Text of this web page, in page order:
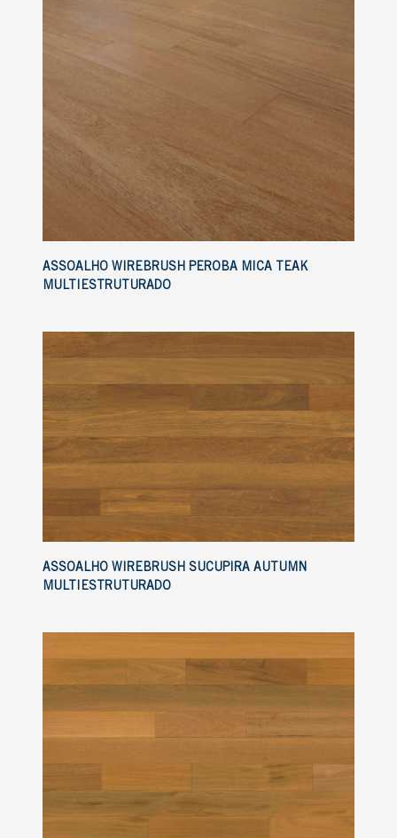
ASSOALHO WIREBRUSH PEROBA MICA TEAK
MULTIESTRUTURADO
ASSOALHO WIREBRUSH SUCUPIRA AUTUMN
MULTIESTRUTURADO